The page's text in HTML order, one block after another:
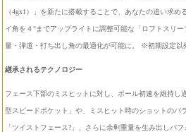
（4gx1）」を新たに搭載することで、あなたの追い求め
イ角を４°までアップライトに調整可能な「ロフトスリ
量・弾道・打ち出し角の最適化が可能に。 ※初期設定以
継承されるテクノロジー
フェース下部のミスヒットに対し、ボール初速を維持し
型スピードポケット」や、ミスヒット時のショットのバ
「ツイストフェース?」、さらに余剰重量を生み出しパ